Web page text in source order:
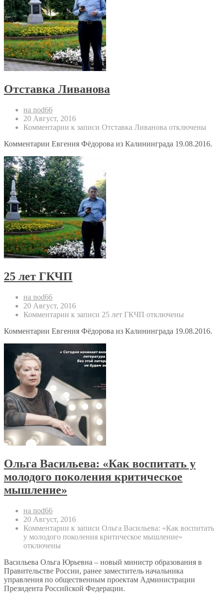
Отставка Ливанова
на nod66
20 Август, 2016
Комментарии к записи Отставка Ливанова отключены
Комментарии Евгения Фёдорова из Калининграда 19.08.2016.
25 лет ГКЧП
на nod66
20 Август, 2016
Комментарии к записи 25 лет ГКЧП отключены
Комментарии Евгения Фёдорова из Калининграда 19.08.2016.
Ольга Васильева: «Как воспитать у
молодого поколения критическое
мышление»
на nod66
20 Август, 2016
Комментарии к записи Ольга Васильева: «Как воспитать
у молодого поколения критическое мышление»
отключены
Васильева Ольга Юрьевна – новый министр образования в
Правительстве России, ранее заместитель начальника
управления по общественным проектам Администрации
Президента Российской Федерации.